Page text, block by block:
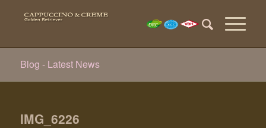
Blog - Latest News
IMG_6226